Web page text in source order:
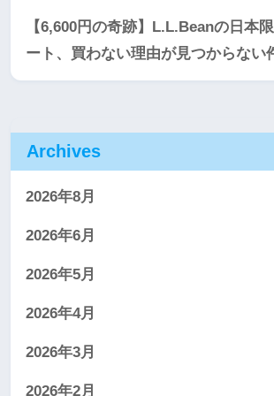
【6,600円の奇跡】L.L.Beanの日本
ート、買わない理由が見つからない
Archives
2026年8月
2026年6月
2026年5月
2026年4月
2026年3月
2026年2月